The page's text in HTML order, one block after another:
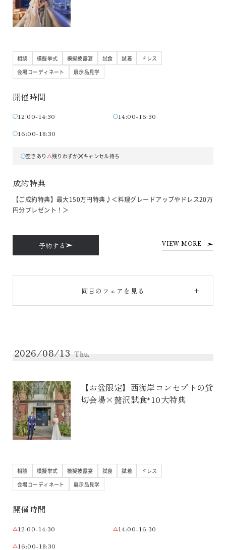
相談 模擬挙式 模擬披露宴 試食 試着
ドレス
会場コーディネート
展示品見学
開催時間
12:00-14:30
14:00-16:30
16:00-18:30
空きあり 残りわずか キャンセル待ち
成約特典
【ご成約特典】最大150万円特典♪＜料理グレードアップやドレス20万
円分プレゼント！＞
予約する VIEW MORE
同日のフェアを見る
2026/08/13 Thu.
【お盆限定】西海岸コンセプトの貸
切会場×贅沢試食*10大特典
相談 模擬挙式 模擬披露宴 試食 試着
ドレス
会場コーディネート
展示品見学
開催時間
12:00-14:30
14:00-16:30
16:00-18:30